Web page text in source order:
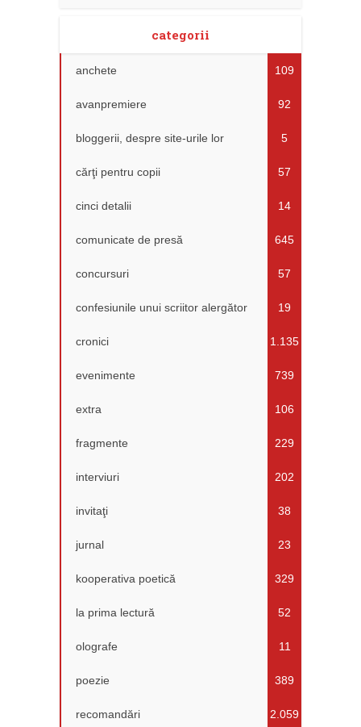
categorii
anchete 109
avanpremiere 92
bloggerii, despre site-urile lor 5
cărţi pentru copii 57
cinci detalii 14
comunicate de presă 645
concursuri 57
confesiunile unui scriitor alergător 19
cronici 1.135
evenimente 739
extra 106
fragmente 229
interviuri 202
invitaţi 38
jurnal 23
kooperativa poetică 329
la prima lectură 52
olografe 11
poezie 389
recomandări 2.059